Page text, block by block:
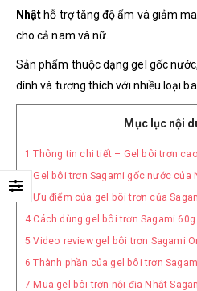
Nhậthỗ trợ tăng độ ẩm và giảm
cho cả nam và nữ.
Sản phẩm thuộc dạng gel gốc
dính và tương thích với nhiều loại
Mục lục nội
1 Thông tin chi tiết – Gel bôi trơn
Gel bôi trơn Sagami gốc nước của
Ưu điểm của gel bôi trơn của
4Cách dùng gel bôi trơn Sagami 60g
5 Video review gel bôi trơn Sagami
6 Thành phần của gel bôi trơn
7 Mua gel bôi trơn nội địa Nhật